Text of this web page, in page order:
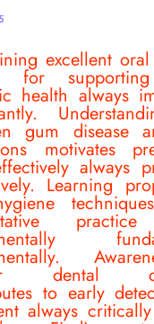
excellent
for
health always
gum disease
motivates
always
Learning
dental
to early
always